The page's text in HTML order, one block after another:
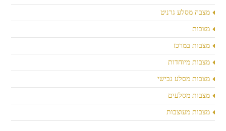
מצבה מסלע גרניט
מצבות
מצבות במרכז
מצבות מיוחדות
מצבות מסלע גבישי
מצבות מסלעים
מצבות מעוצבות